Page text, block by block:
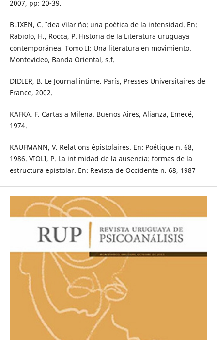
2007, pp: 20-39.
BLIXEN, C. Idea Vilariño: una poética de la intensidad. En:
Rabiolo, H., Rocca, P. Historia de la Literatura uruguaya
contemporánea, Tomo II: Una literatura en movimiento.
Montevideo, Banda Oriental, s.f.
DIDIER, B. Le Journal intime. París, Presses Universitaires de
France, 2002.
KAFKA, F. Cartas a Milena. Buenos Aires, Alianza, Emecé,
1974.
KAUFMANN, V. Relations épistolaires. En: Poétique n. 68,
1986. VIOLI, P. La intimidad de la ausencia: formas de la
estructura epistolar. En: Revista de Occidente n. 68, 1987